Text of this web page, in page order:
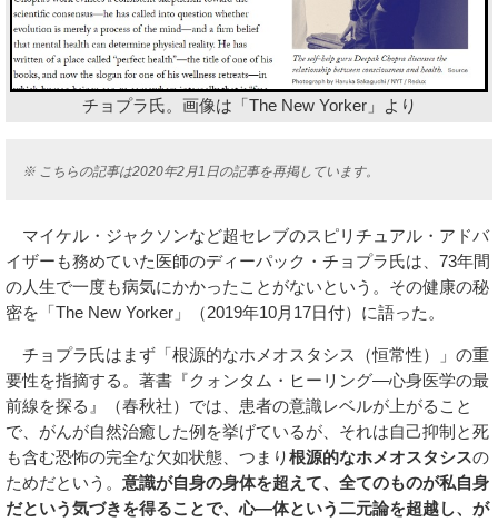
チョプラ氏。画像は「The New Yorker」より
※ こちらの記事は2020年2月1日の記事を再掲しています。
マイケル・ジャクソンなど超セレブのスピリチュアル・アドバ
イザーも務めていた医師のディーパック・チョプラ氏は、73年間
の人生で一度も病気にかかったことがないという。その健康の秘
密を「The New Yorker」（2019年10月17日付）に語った。
チョプラ氏はまず「根源的なホメオスタシス（恒常性）」の重
要性を指摘する。著書『クォンタム・ヒーリング―心身医学の最
前線を探る』（春秋社）では、患者の意識レベルが上がること
で、がんが自然治癒した例を挙げているが、それは自己抑制と死
も含む恐怖の完全な欠如状態、つまり根源的なホメオスタシスの
ためだという。 意識が自身の身体を超えて、全てのものが私自身
だという気づきを得ることで、心―体という二元論を超越し、が